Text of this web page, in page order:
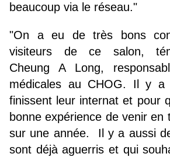
beaucoup via le réseau."
"On a eu de très bons
visiteurs de ce salon,
Cheung A Long,
médicales au CHOG. Il y a
finissent leur internat et pour
bonne expérience de venir en
sur une année. Il y a aussi
sont déjà aguerris et qui